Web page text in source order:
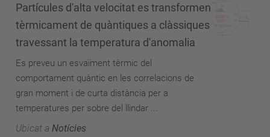
Partícules d'alta velocitat es transformen
tèrmicament de quàntiques a clàssiques
travessant la temperatura d'anomalia
Es preveu un esvaïment tèrmic del
comportament quàntic en les correlacions de
gran moment i de curta distància per a
temperatures per sobre del llindar ...
Ubicat a Notícies